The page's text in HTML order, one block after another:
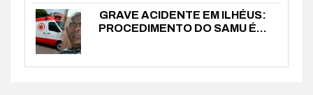
GRAVE ACIDENTE EM ILHÉUS:
PROCEDIMENTO DO SAMU É...